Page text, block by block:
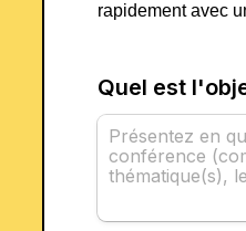
rapidement avec